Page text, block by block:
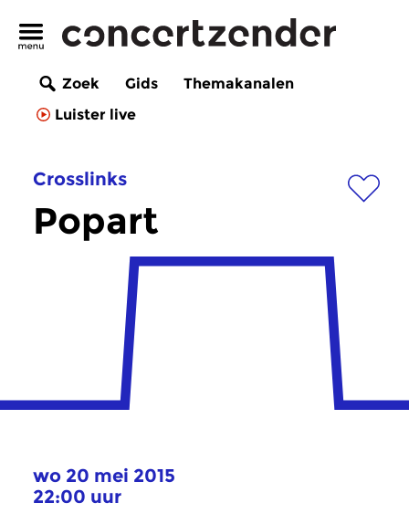
Zoek Gids
Themakanalen
Luister live
Crosslinks
Popart
wo 20 mei 2015
22:00 uur